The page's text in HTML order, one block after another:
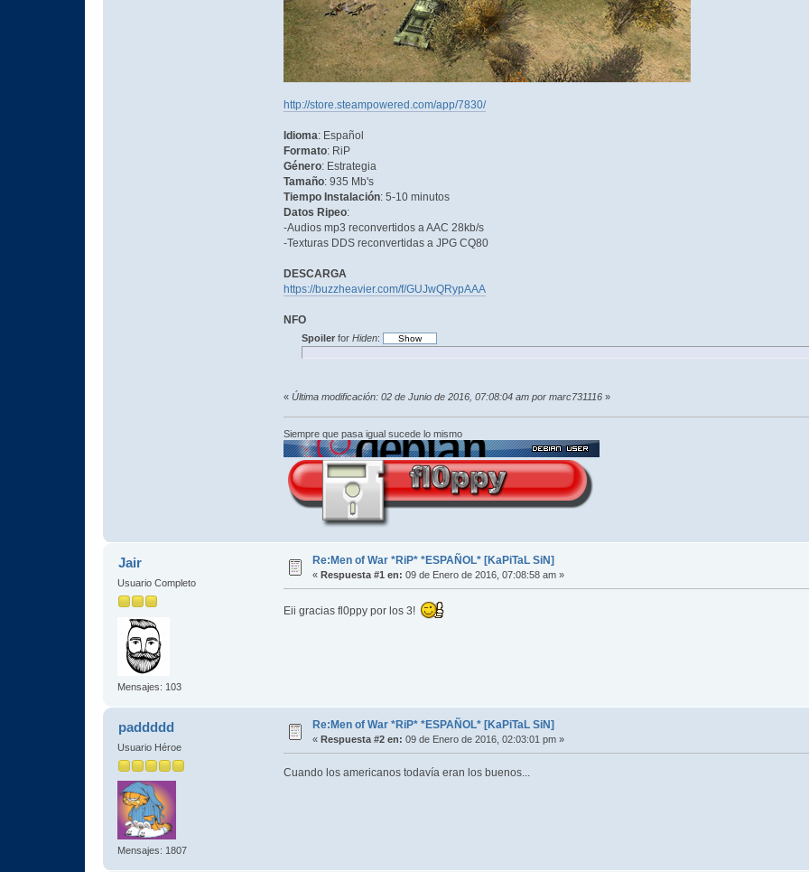
http://store.steampowered.com/app/7830/
Idioma: Español
Formato: RiP
Género: Estrategia
Tamaño: 935 Mb's
Tiempo Instalación: 5-10 minutos
Datos Ripeo:
-Audios mp3 reconvertidos a AAC 28kb/s
-Texturas DDS reconvertidas a JPG CQ80
DESCARGA
https://buzzheavier.com/f/GUJwQRypAAA
NFO
Spoilerfor Hiden:
« Última modificación: 02 de Junio de 2016, 07:08:04 am por marc731116»
Siempre que pasa igual sucede lo mismo
Jair
Usuario Completo
Mensajes: 103
Re:Men of War *RiP* *ESPAÑOL* [KaPiTaL SiN]
«Respuesta #1 en: 09 de Enero de 2016, 07:08:58 am »
Eii gracias fl0ppy por los 3!
paddddd
Usuario Héroe
Mensajes: 1807
Re:Men of War *RiP* *ESPAÑOL* [KaPiTaL SiN]
«Respuesta #2 en: 09 de Enero de 2016, 02:03:01 pm »
Cuando los americanos todavía eran los buenos...